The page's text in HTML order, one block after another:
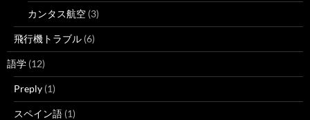
カンタス航空 (3)
飛行機トラブル (6)
語学 (12)
Preply (1)
スペイン語 (1)